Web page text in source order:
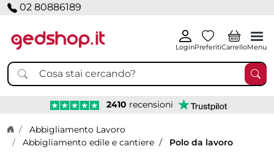
02 80886189
LoginPreferitiCarrelloMenu
2410 recensioni
Home page
Abbigliamento Lavoro
Abbigliamento edile e cantiere
Polo da lavoro